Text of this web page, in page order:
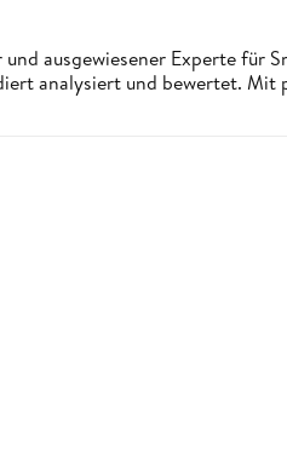
ausgewiesener Experte für
analysiert und bewertet. Mit